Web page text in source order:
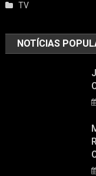
TV
NOTÍCIAS